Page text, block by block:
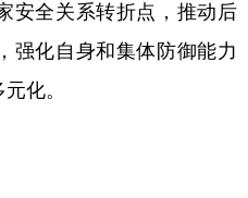
安全关系转折点，推动后
强化自身和集体防御能力
化。